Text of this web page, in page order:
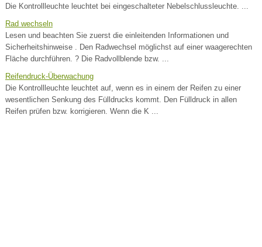
Die Kontrollleuchte leuchtet bei eingeschalteter Nebelschlussleuchte. ...
Rad wechseln
Lesen und beachten Sie zuerst die einleitenden Informationen und
Sicherheitshinweise . Den Radwechsel möglichst auf einer waagerechten
Fläche durchführen. ? Die Radvollblende bzw. ...
Reifendruck-Überwachung
Die Kontrollleuchte leuchtet auf, wenn es in einem der Reifen zu einer
wesentlichen Senkung des Fülldrucks kommt. Den Fülldruck in allen
Reifen prüfen bzw. korrigieren. Wenn die K ...